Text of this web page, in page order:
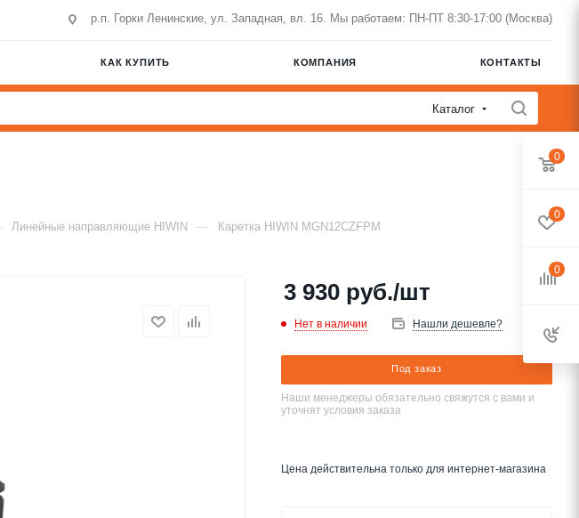
р.п. Горки Ленинские, ул. Западная, вл. 16. Мы работаем: ПН-ПТ 8:30-17:00 (Москва)
КАК КУПИТЬ КОМПАНИЯ КОНТАКТЫ
Каталог
Линейные направляющие HIWIN — Каретка HIWIN MGN12CZFPM
3 930 руб./шт
Нет в наличии Нашли дешевле?
Под заказ
Наши менеджеры обязательно свяжутся с вами и
уточнят условия заказа
Цена действительна только для интернет-магазина
0
0
0